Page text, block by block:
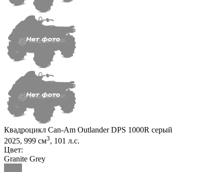
Квадроцикл Can-Am Outlander DPS 1000R серый
2025, 999 см3, 101 л.с.
Цвет:
Granite Grey